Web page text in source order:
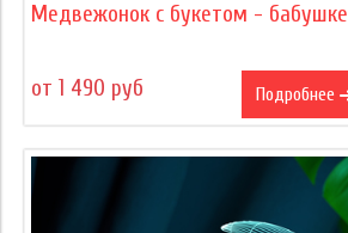
Медвежонок с букетом - бабушке
от 1 490 руб Подробнее